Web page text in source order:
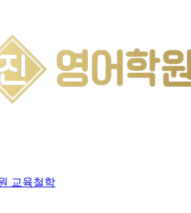
교육철학